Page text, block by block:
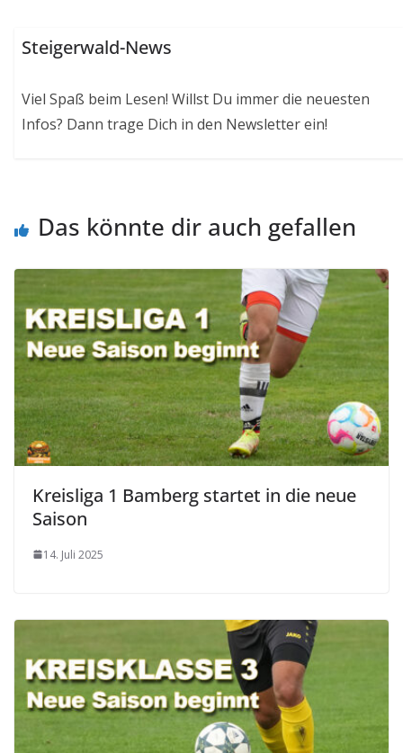
Steigerwald-News
Viel Spaß beim Lesen! Willst Du immer die neuesten
Infos? Dann trage Dich in den Newsletter ein!
Das könnte dir auch gefallen
Kreisliga 1 Bamberg startet in die neue
Saison
14. Juli 2025